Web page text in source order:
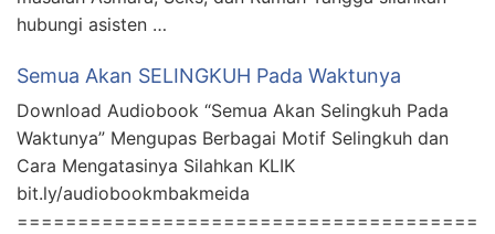
hubungi asisten …
Semua Akan SELINGKUH Pada Waktunya
Download Audiobook “Semua Akan Selingkuh Pada
Waktunya” Mengupas Berbagai Motif Selingkuh dan
Cara Mengatasinya Silahkan KLIK
bit.ly/audiobookmbakmeida
======================================